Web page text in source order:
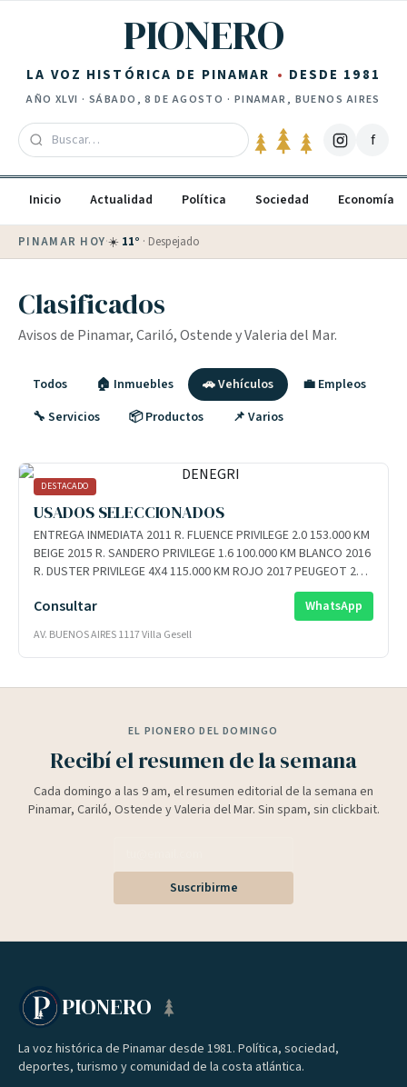
PIONERO
LA VOZ HISTÓRICA DE PINAMAR DESDE 1981
AÑO XLVI · SÁBADO, 8 DE AGOSTO · PINAMAR, BUENOS AIRES
f
Inicio Actualidad Política Sociedad Economía
PINAMAR HOY·☀️ 11° · Despejado
Clasificados
Avisos de Pinamar, Cariló, Ostende y Valeria del Mar.
Todos 🏠 Inmuebles 🚗 Vehículos
💼 Empleos
🔧 Servicios
📦 Productos 📌 Varios
DESTACADO
USADOS SELECCIONADOS
ENTREGA INMEDIATA 2011 R. FLUENCE PRIVILEGE 2.0 153.000 KM
BEIGE 2015 R. SANDERO PRIVILEGE 1.6 100.000 KM BLANCO 2016
R. DUSTER PRIVILEGE 4X4 115.000 KM ROJO 2017 PEUGEOT 208
124.000 KM BORRAVINO 2020 R.SANDERO LIFE 1.6 GNC 117.000
KM AZUL 2021 R.OROCH OUTSIDER 4WD 95.000 KM GRIS ETOILE
STEPWAY 40.000 KM ROJO FUEGO 2025 C. C3 AIRCROSS FEEL
TODA LA LINEA NISSAN
Consultar WhatsApp
AV. BUENOS AIRES 1117 Villa Gesell
EL PIONERO DEL DOMINGO
Recibí el resumen de la semana
Cada domingo a las 9 am, el resumen editorial de la semana en
Pinamar, Cariló, Ostende y Valeria del Mar. Sin spam, sin clickbait.
Suscribirme
PIONERO
La voz histórica de Pinamar desde 1981. Política, sociedad,
deportes, turismo y comunidad de la costa atlántica.